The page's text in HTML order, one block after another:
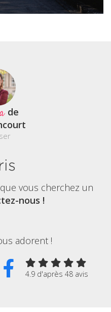
de
vous cherchez un
nous !
adorent !
4.9 d'après 48 avis